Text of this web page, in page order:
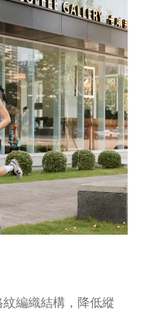
編織結構，降低縱